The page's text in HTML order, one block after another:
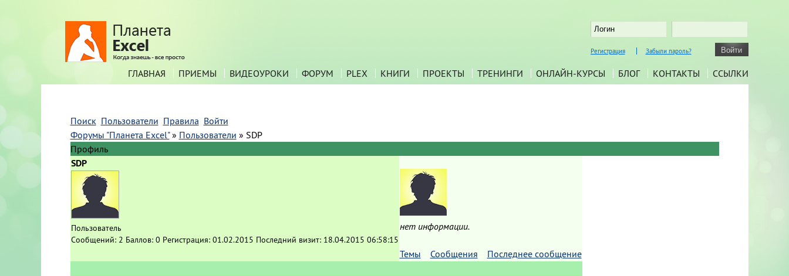
Регистрация Забыли пароль?
ГЛАВНАЯ ПРИЕМЫ ВИДЕОУРОКИ ФОРУМ PLEX КНИГИ ПРОЕКТЫ ТРЕНИНГИ ОНЛАЙН-КУРСЫ БЛОГ КОНТАКТЫ ССЫЛКИ
Поиск Пользователи Правила Войти
Форумы "Планета Excel" » Пользователи » SDP
Профиль
SDP
Пользователь
Сообщений: 2 Баллов: 0 Регистрация: 01.02.2015 Последний визит: 18.04.2015 06:58:15
нет информации.
Темы Сообщения Последнее сообщение